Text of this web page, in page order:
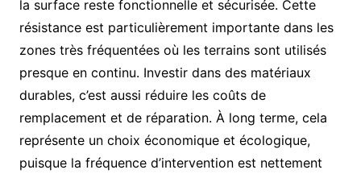
la surface reste fonctionnelle et sécurisée. Cette
résistance est particulièrement importante dans les
zones très fréquentées où les terrains sont utilisés
presque en continu. Investir dans des matériaux
durables, c’est aussi réduire les coûts de
remplacement et de réparation. À long terme, cela
représente un choix économique et écologique,
puisque la fréquence d’intervention est nettement